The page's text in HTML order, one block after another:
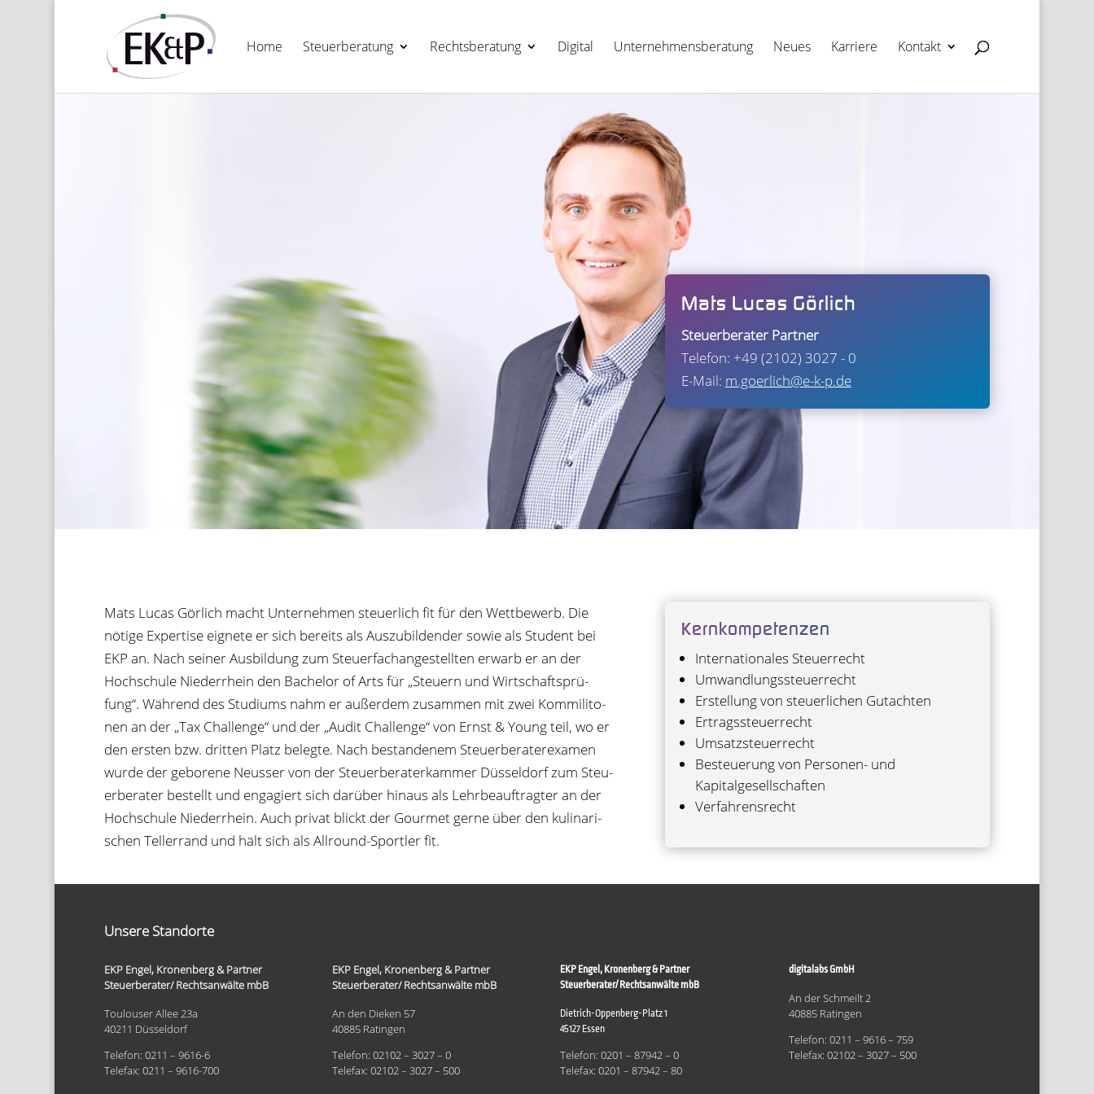
Home Steu­er­be­ra­tung Rechts­be­ra­tung Digi­tal Unter­neh­mens­be­ra­tung Neues Kar­riere Kon­takt
Mats Lucas Görlich
Steu­er­be­ra­ter Part­ner
Tele­fon: +49 (2102) 3027 - 0
E-Mail: m.goerlich@e-k-p.de
Mats Lucas Gör­lich macht Unter­neh­men steu­er­lich fit für den Wett­be­werb. Die
nötige Exper­tise eig­nete er sich bereits als Aus­zu­bil­den­der sowie als Stu­dent bei
EKP an. Nach sei­ner Aus­bil­dung zum Steu­er­fach­an­ge­stell­ten erwarb er an der
Hoch­schule Nie­der­rhein den Bache­lor of Arts für „Steu­ern und Wirt­schafts­prü­
fung“. Wäh­rend des Stu­di­ums nahm er außer­dem zusam­men mit zwei Kom­mi­li­to­
nen an der „Tax Chall­enge“ und der „Audit Chall­enge“ von Ernst & Young teil, wo er
den ers­ten bzw. drit­ten Platz belegte. Nach bestan­de­nem Steu­er­be­ra­ter­ex­amen
wurde der gebo­rene Neus­ser von der Steu­er­be­ra­ter­kam­mer Düs­sel­dorf zum Steu­
er­be­ra­ter bestellt und enga­giert sich dar­über hin­aus als Lehr­be­auf­trag­ter an der
Hoch­schule Nie­der­rhein. Auch pri­vat blickt der Gour­met gerne über den kuli­na­ri­
schen Tel­ler­rand und hält sich als All­round-Sport­ler fit.
Kern­kom­pe­ten­zen
Inter­na­tio­na­les Steuerrecht
Umwand­lungs­steu­er­recht
Erstel­lung von steu­er­li­chen Gutachten
Ertrags­steu­er­recht
Umsatz­steu­er­recht
Besteue­rung von Per­so­nen- und
Kapitalgesellschaften
Ver­fah­rens­recht
Unsere Standorte
EKP Engel, Kronenberg & Partner
Steuerberater/ Rechtsanwälte mbB
Toulouser Allee 23a
40211 Düsseldorf
Telefon: 0211 – 9616-6
Telefax: 0211 – 9616-700
EKP Engel, Kronenberg & Partner
Steuerberater/ Rechtsanwälte mbB
An den Dieken 57
40885 Ratingen
Telefon: 02102 – 3027 – 0
Telefax: 02102 – 3027 – 500
EKP Engel, Kronenberg & Partner
Steuerberater/ Rechtsanwälte mbB
Dietrich-Oppenberg-Platz 1
45127 Essen
Telefon: 0201 – 87942 – 0
Telefax: 0201 – 87942 – 80
digitalabs GmbH
An der Schmeilt 2
40885 Ratingen
Telefon: 0211 – 9616 – 759
Telefax: 02102 – 3027 – 500